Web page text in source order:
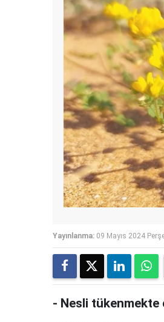
Yayınlanma: 09 Mayıs 2024
- Nesli tükenmekte